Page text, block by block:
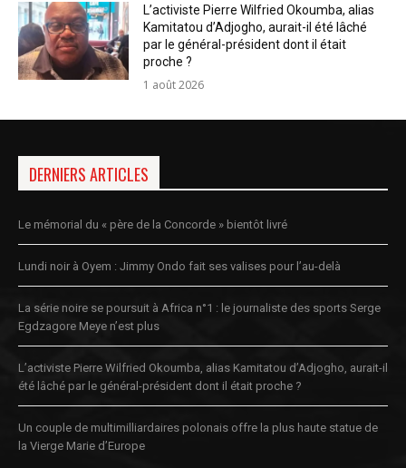
L’activiste Pierre Wilfried Okoumba, alias
Kamitatou d’Adjogho, aurait-il été lâché
par le général-président dont il était
proche ?
1 août 2026
DERNIERS ARTICLES
Le mémorial du « père de la Concorde » bientôt livré
Lundi noir à Oyem : Jimmy Ondo fait ses valises pour l’au-delà
La série noire se poursuit à Africa n°1 : le journaliste des sports Serge
Egdzagore Meye n’est plus
L’activiste Pierre Wilfried Okoumba, alias Kamitatou d’Adjogho, aurait-il
été lâché par le général-président dont il était proche ?
Un couple de multimilliardaires polonais offre la plus haute statue de
la Vierge Marie d’Europe